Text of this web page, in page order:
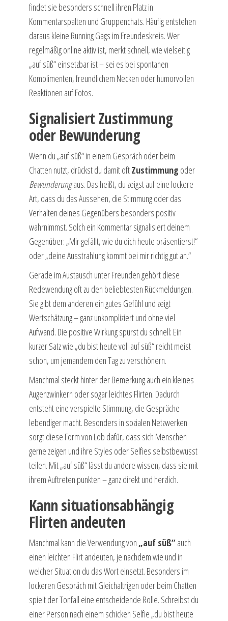
findet sie besonders schnell ihren Platz in
Kommentarspalten und Gruppenchats. Häufig entstehen
daraus kleine Running Gags im Freundeskreis. Wer
regelmäßig online aktiv ist, merkt schnell, wie vielseitig
„auf süß“ einsetzbar ist – sei es bei spontanen
Komplimenten, freundlichem Necken oder humorvollen
Reaktionen auf Fotos.
Signalisiert Zustimmung
oder Bewunderung
Wenn du „auf süß“ in einem Gespräch oder beim
Chatten nutzt, drückst du damit oftZustimmung oder
Bewunderungaus. Das heißt, du zeigst auf eine lockere
Art, dass du das Aussehen, die Stimmung oder das
Verhalten deines Gegenübers besonders positiv
wahrnimmst. Solch ein Kommentar signalisiert deinem
Gegenüber: „Mir gefällt, wie du dich heute präsentierst!“
oder „deine Ausstrahlung kommt bei mir richtig gut an.“
Gerade im Austausch unter Freunden gehört diese
Redewendung oft zu den beliebtesten Rückmeldungen.
Sie gibt dem anderen ein gutes Gefühl und zeigt
Wertschätzung – ganz unkompliziert und ohne viel
Aufwand. Die positive Wirkung spürst du schnell: Ein
kurzer Satz wie „du bist heute voll auf süß“ reicht meist
schon, um jemandem den Tag zu verschönern.
Manchmal steckt hinter der Bemerkung auch ein kleines
Augenzwinkern oder sogar leichtes Flirten. Dadurch
entsteht eine verspielte Stimmung, die Gespräche
lebendiger macht. Besonders in sozialen Netzwerken
sorgt diese Form von Lob dafür, dass sich Menschen
gerne zeigen und ihre Styles oder Selfies selbstbewusst
teilen. Mit „auf süß“ lässt du andere wissen, dass sie mit
ihrem Auftreten punkten – ganz direkt und herzlich.
Kann situationsabhängig
Flirten andeuten
Manchmal kann die Verwendung von „auf süß“auch
einen leichten Flirt andeuten, je nachdem wie und in
welcher Situation du das Wort einsetzt. Besonders im
lockeren Gespräch mit Gleichaltrigen oder beim Chatten
spielt der Tonfall eine entscheidende Rolle. Schreibst du
einer Person nach einem schicken Selfie „du bist heute